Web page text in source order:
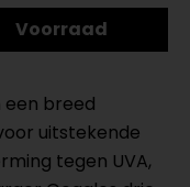
Voorraad
een breed
uitstekende
tegen UVA,